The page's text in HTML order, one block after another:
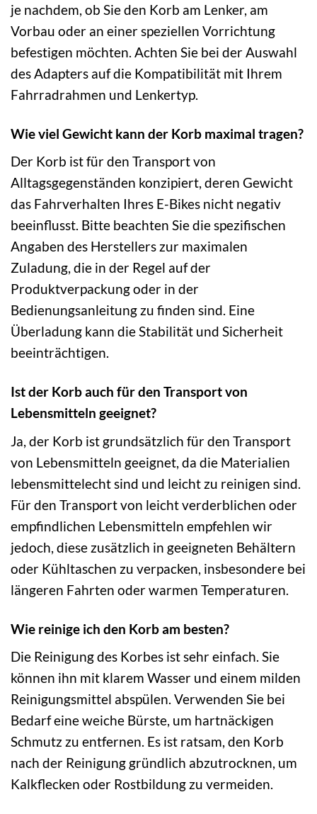
je nachdem, ob Sie den Korb am Lenker, am
Vorbau oder an einer speziellen Vorrichtung
befestigen möchten. Achten Sie bei der Auswahl
des Adapters auf die Kompatibilität mit Ihrem
Fahrradrahmen und Lenkertyp.
Wie viel Gewicht kann der Korb maximal tragen?
Der Korb ist für den Transport von
Alltagsgegenständen konzipiert, deren Gewicht
das Fahrverhalten Ihres E-Bikes nicht negativ
beeinflusst. Bitte beachten Sie die spezifischen
Angaben des Herstellers zur maximalen
Zuladung, die in der Regel auf der
Produktverpackung oder in der
Bedienungsanleitung zu finden sind. Eine
Überladung kann die Stabilität und Sicherheit
beeinträchtigen.
Ist der Korb auch für den Transport von
Lebensmitteln geeignet?
Ja, der Korb ist grundsätzlich für den Transport
von Lebensmitteln geeignet, da die Materialien
lebensmittelecht sind und leicht zu reinigen sind.
Für den Transport von leicht verderblichen oder
empfindlichen Lebensmitteln empfehlen wir
jedoch, diese zusätzlich in geeigneten Behältern
oder Kühltaschen zu verpacken, insbesondere bei
längeren Fahrten oder warmen Temperaturen.
Wie reinige ich den Korb am besten?
Die Reinigung des Korbes ist sehr einfach. Sie
können ihn mit klarem Wasser und einem milden
Reinigungsmittel abspülen. Verwenden Sie bei
Bedarf eine weiche Bürste, um hartnäckigen
Schmutz zu entfernen. Es ist ratsam, den Korb
nach der Reinigung gründlich abzutrocknen, um
Kalkflecken oder Rostbildung zu vermeiden.